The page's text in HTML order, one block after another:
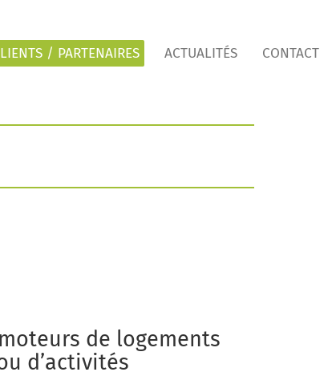
/ PARTENAIRES ACTUALITÉS CONTACT
de logements
d’activités